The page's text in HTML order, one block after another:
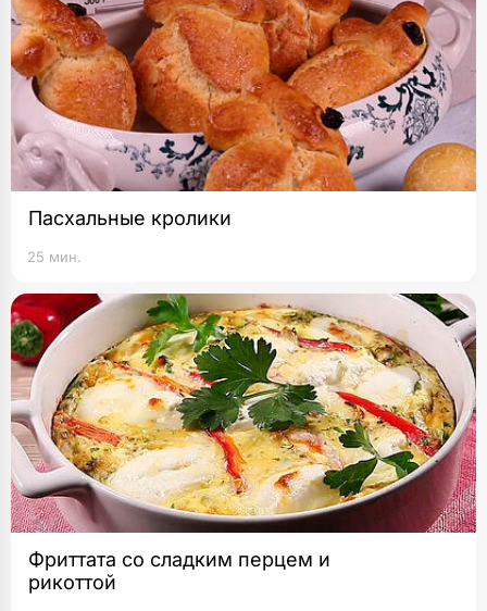
Пасхальные кролики
25 мин.
Фриттата со сладким перцем и
рикоттой